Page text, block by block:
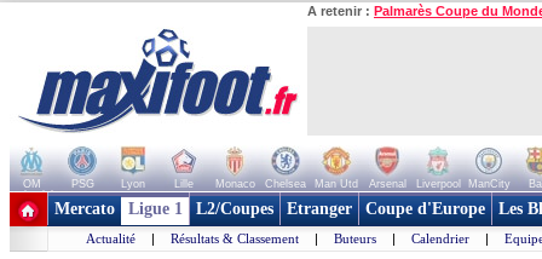
A retenir : Palmarès Coupe du
OM PSG Lyon Lille Monaco Chelsea Man Utd Arsenal Liverpool ManCity
+ de clubs
Mercato Ligue 1 L2/Coupes Etranger Coupe d'Europe Les
Actualité | Résultats & Classement | Buteurs | Calendrier |